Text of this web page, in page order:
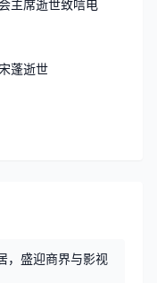
主席逝世致唁电
蓬逝世
，盛迎商界与影视